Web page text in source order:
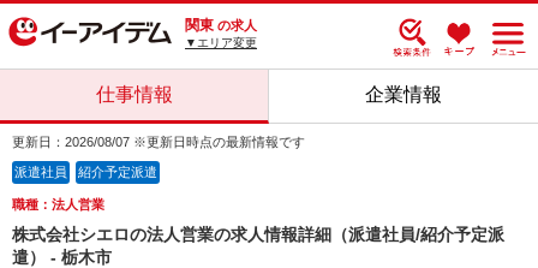
関東 の求人
▼エリア変更
仕事情報 企業情報
更新日：2026/08/07 ※更新日時点の最新情報です
派遣社員 紹介予定派遣
職種：法人営業
株式会社シエロの法人営業の求人情報詳細（派遣社員/紹介予定派
遣） - 栃木市